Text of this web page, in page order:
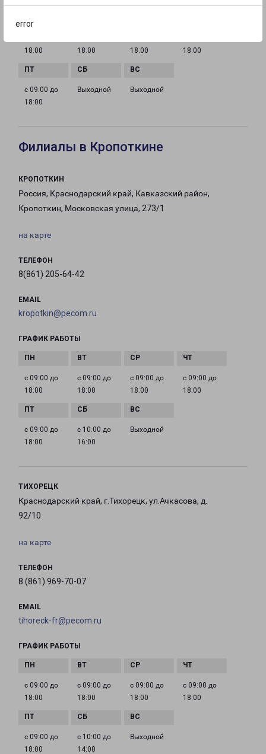
error
18:00
18:00
18:00
18:00
с 09:00 до
18:00
Выходной Выходной
Филиалы в Кропоткине
КРОПОТКИН
Россия, Краснодарский край, Кавказский район,
Кропоткин, Московская улица, 273/1
на карте
ТЕЛЕФОН
8(861) 205-64-42
EMAIL
kropotkin@pecom.ru
ГРАФИК РАБОТЫ
с 09:00 до
18:00
с 09:00 до
18:00
с 09:00 до
18:00
с 09:00 до
18:00
с 09:00 до
18:00
с 10:00 до
16:00
Выходной
ТИХОРЕЦК
Краснодарский край, г.Тихорецк, ул.Ачкасова, д.
92/10
на карте
ТЕЛЕФОН
8 (861) 969-70-07
EMAIL
tihoreck-fr@pecom.ru
ГРАФИК РАБОТЫ
с 09:00 до
18:00
с 09:00 до
18:00
с 09:00 до
18:00
с 09:00 до
18:00
с 09:00 до
18:00
с 10:00 до
14:00
Выходной